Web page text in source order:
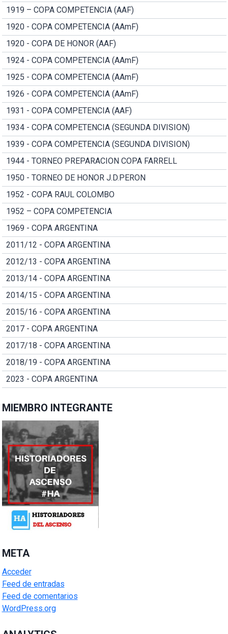
1919 – COPA COMPETENCIA (AAF)
1920 - COPA COMPETENCIA (AAmF)
1920 - COPA DE HONOR (AAF)
1924 - COPA COMPETENCIA (AAmF)
1925 - COPA COMPETENCIA (AAmF)
1926 - COPA COMPETENCIA (AAmF)
1931 - COPA COMPETENCIA (AAF)
1934 - COPA COMPETENCIA (SEGUNDA DIVISION)
1939 - COPA COMPETENCIA (SEGUNDA DIVISION)
1944 - TORNEO PREPARACION COPA FARRELL
1950 - TORNEO DE HONOR J.D.PERON
1952 - COPA RAUL COLOMBO
1952 – COPA COMPETENCIA
1969 - COPA ARGENTINA
2011/12 - COPA ARGENTINA
2012/13 - COPA ARGENTINA
2013/14 - COPA ARGENTINA
2014/15 - COPA ARGENTINA
2015/16 - COPA ARGENTINA
2017 - COPA ARGENTINA
2017/18 - COPA ARGENTINA
2018/19 - COPA ARGENTINA
2023 - COPA ARGENTINA
MIEMBRO INTEGRANTE
META
Acceder
Feed de entradas
Feed de comentarios
WordPress.org